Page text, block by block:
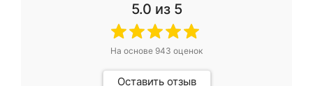
5.0 из 5
На основе 943 оценок
Оставить отзыв